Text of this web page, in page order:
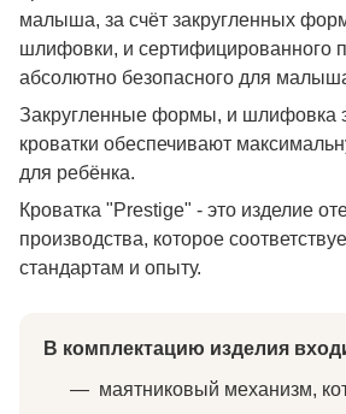
малыша, за счёт закругленных
шлифовки, и сертифицированного
абсолютно безопасного для
Закругленные формы, и шлифовка
кроватки обеспечивают
для ребёнка.
Кроватка "Prestige" - это изделие
производства, которое
стандартам и опыту.
В комплектацию изделия
маятниковый механизм,